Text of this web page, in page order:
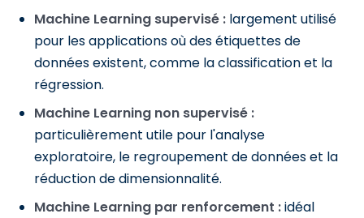
Machine Learning supervisé : largement utilisé
pour les applications où des étiquettes de
données existent, comme la classification et la
régression.
Machine Learning non supervisé :
particulièrement utile pour l'analyse
exploratoire, le regroupement de données et la
réduction de dimensionnalité.
Machine Learning par renforcement :idéal